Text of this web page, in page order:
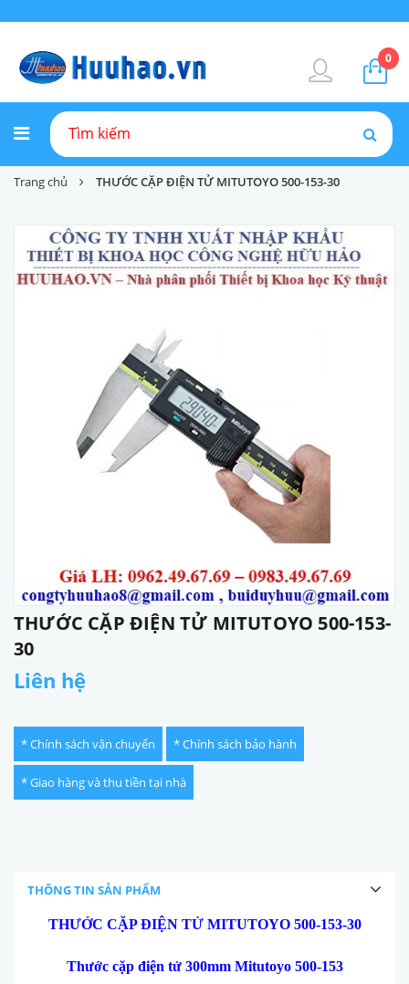
0
Trang chủ THƯỚC CẶP ĐIỆN TỬ MITUTOYO 500-153-30
THƯỚC CẶP ĐIỆN TỬ MITUTOYO 500-153-
30
Liên hệ
* Chính sách vận chuyển * Chính sách bảo hành
* Giao hàng và thu tiền tại nhà
THÔNG TIN SẢN PHẨM
THƯỚC CẶP ĐIỆN TỬ MITUTOYO 500-153-30
Thước cặp điện tử 300mm Mitutoyo 500-153